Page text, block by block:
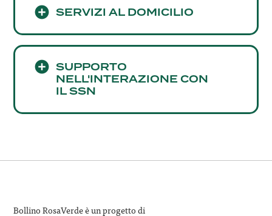
SERVIZI AL DOMICILIO
SUPPORTO
NELL'INTERAZIONE CON
IL SSN
Bollino RosaVerde è un progetto di